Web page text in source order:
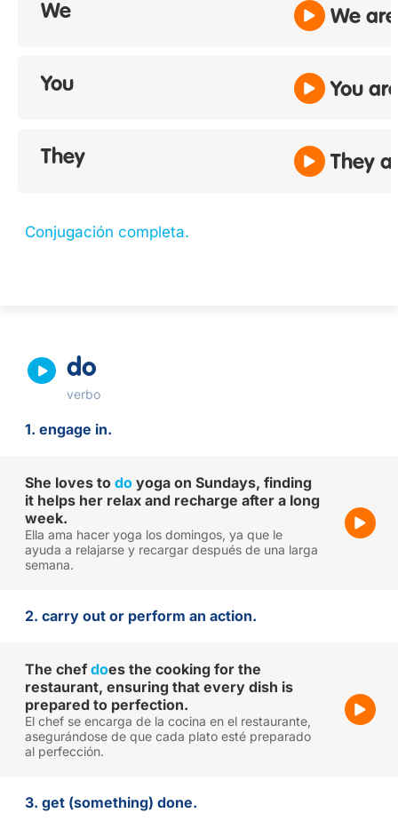
We We are
You You
They They
Conjugación completa.
do
verbo
1. engage in.
She loves to do yoga on Sundays, finding
it helps her relax and recharge after a long
week.
Ella ama hacer yoga los domingos, ya que le
ayuda a relajarse y recargar después de una larga
semana.
2. carry out or perform an action.
The chef does the cooking for the
restaurant, ensuring that every dish is
prepared to perfection.
El chef se encarga de la cocina en el restaurante,
asegurándose de que cada plato esté preparado
al perfección.
3. get (something) done.